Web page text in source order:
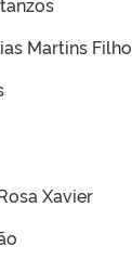
Martins Filho
Xavier